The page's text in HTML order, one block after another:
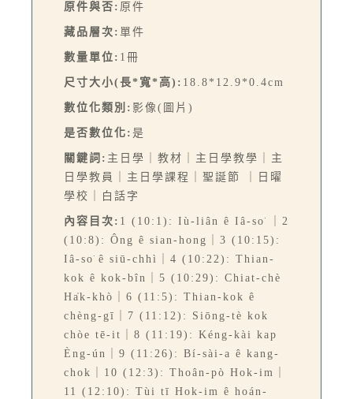
原件與否: 原件
藏品層次: 單件
數量單位: 1冊
尺寸大小(長*寬*高): 18.8*12.9*0.4cm
數位化類別: 影像(圖片)
是否數位化: 是
關鍵詞: 主日學｜教材｜主日學教學｜主
日學教員｜主日學課程｜聖誕節 ｜日曜
學校｜白話字
內容目次: 1 (10:1): Iù-liân ê Iâ-so͘ ｜2
(10:8): Ông ê sian-hong｜3 (10:15):
Iâ-so͘ ê siū-chhì｜4 (10:22): Thian-
kok ê kok-bîn｜5 (10:29): Chiat-chè
Ha̍k-khò｜6 (11:5): Thian-kok ê
chèng-gī｜7 (11:12): Siōng-tè kok
chòe tē-it｜8 (11:19): Kéng-kài kap
Èng-ún｜9 (11:26): Bí-sài-a ê kang-
chok｜10 (12:3): Thoân-pò Hok-im｜
11 (12:10): Tùi tī Hok-im ê hoán-